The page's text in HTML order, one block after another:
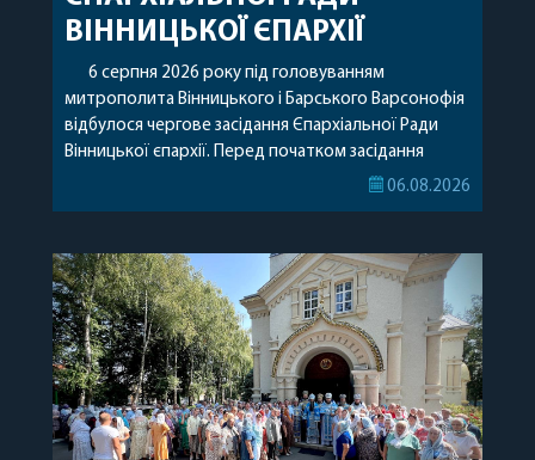
ВІННИЦЬКОЇ ЄПАРХІЇ
6 серпня 2026 року під головуванням
митрополита Вінницького і Барського Варсонофія
відбулося чергове засідання Єпархіальної Ради
Вінницької єпархії. Перед початком засідання
секретар Єпархіальної Ради від імені членів Ради
побажавши йому міцного здоров’я, Божої
допомоги, миру, духовної радості та
благословенних успіхів у подальшому
архіпастирському служінні. […]
06.08.2026